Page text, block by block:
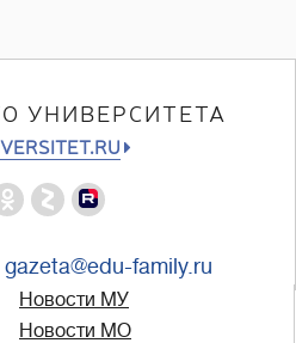
УНИВЕРСИТЕТА
gazeta@edu-family.ru
Новости МУ
Новости МО